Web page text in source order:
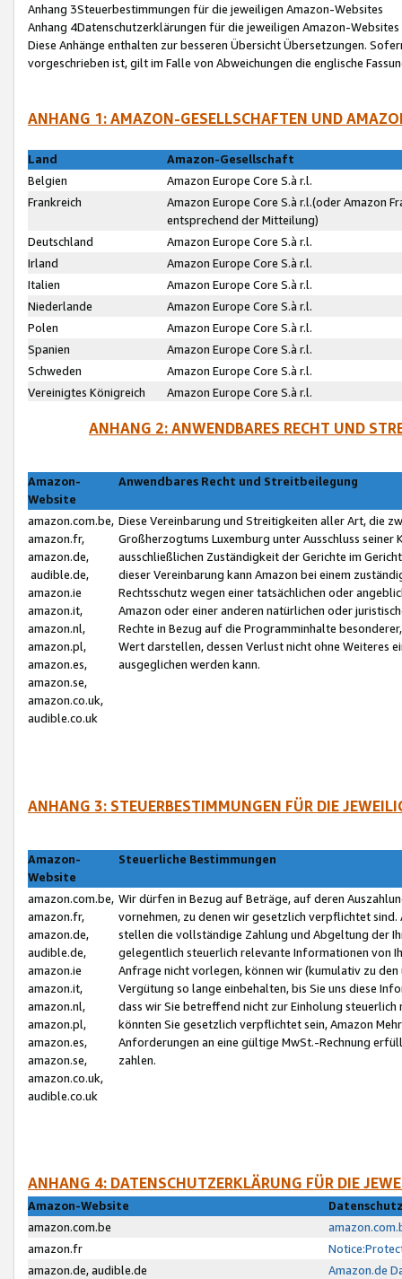
Anhang 3Steuerbestimmungen für die jeweiligen Amazon-Websites
Anhang 4Datenschutzerklärungen für die jeweiligen Amazon-Websites
Diese Anhänge enthalten zur besseren Übersicht Übersetzungen.
vorgeschrieben ist, gilt im Falle von Abweichungen die englische
ANHANG 1: AMAZON-GESELLSCHAFTEN UND
Land
Amazon-Gesellschaft
Belgien
Amazon Europe Core S.à r.l.
Frankreich
Amazon Europe Core S.à r.l.(oder Amazon
entsprechend der Mitteilung)
Deutschland
Amazon Europe Core S.à r.l.
Irland
Amazon Europe Core S.à r.l.
Italien
Amazon Europe Core S.à r.l.
Niederlande
Amazon Europe Core S.à r.l.
Polen
Amazon Europe Core S.à r.l.
Spanien
Amazon Europe Core S.à r.l.
Schweden
Amazon Europe Core S.à r.l.
Vereinigtes Königreich
Amazon Europe Core S.à r.l.
ANHANG 2: ANWENDBARES RECHT UND
Amazon-
Website
Anwendbares Recht und Streitbeilegung
amazon.com.be,
amazon.fr,
amazon.de,
audible.de,
amazon.ie
amazon.it,
amazon.nl,
amazon.pl,
amazon.es,
amazon.se,
amazon.co.uk,
audible.co.uk
Diese Vereinbarung und Streitigkeiten aller Art, die
Großherzogtums Luxemburg unter Ausschluss
ausschließlichen Zuständigkeit der Gerichte im
dieser Vereinbarung kann Amazon bei einem
Rechtsschutz wegen einer tatsächlichen oder
Amazon oder einer anderen natürlichen oder
Rechte in Bezug auf die Programminhalte
Wert darstellen, dessen Verlust nicht ohne Weiteres
ausgeglichen werden kann.
ANHANG 3: STEUERBESTIMMUNGEN FÜR DIE
Amazon-
Website
Steuerliche Bestimmungen
amazon.com.be,
amazon.fr,
amazon.de,
audible.de,
amazon.ie
amazon.it,
amazon.nl,
amazon.pl,
amazon.es,
amazon.se,
amazon.co.uk,
audible.co.uk
Wir dürfen in Bezug auf Beträge, auf deren
vornehmen, zu denen wir gesetzlich verpflichtet
stellen die vollständige Zahlung und Abgeltung der
gelegentlich steuerlich relevante Informationen von
Anfrage nicht vorlegen, können wir (kumulativ zu
Vergütung so lange einbehalten, bis Sie uns diese
dass wir Sie betreffend nicht zur Einholung
könnten Sie gesetzlich verpflichtet sein, Amazon
Anforderungen an eine gültige MwSt.-Rechnung
zahlen.
ANHANG 4: DATENSCHUTZERKLÄRUNG FÜR DIE
Amazon-Website
amazon.com.be
amazon.fr
amazon.de, audible.de
Amazon.de